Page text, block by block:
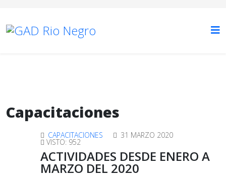
Capacitaciones
CAPACITACIONES 31 MARZO 2020
VISTO: 952
ACTIVIDADES DESDE ENERO A
MARZO DEL 2020